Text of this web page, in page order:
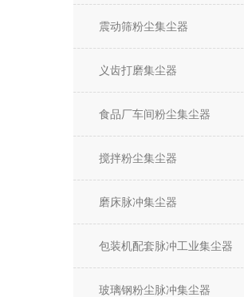
震动筛粉尘集尘器
义齿打磨集尘器
食品厂车间粉尘集尘器
搅拌粉尘集尘器
磨床脉冲集尘器
包装机配套脉冲工业集尘器
玻璃钢粉尘脉冲集尘器